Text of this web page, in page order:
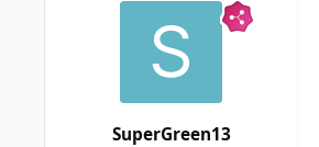
SuperGreen13